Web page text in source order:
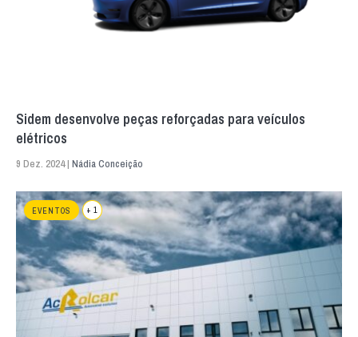
Sidem desenvolve peças reforçadas para veículos
elétricos
9 Dez. 2024 | Nádia Conceição
EVENTOS + 1